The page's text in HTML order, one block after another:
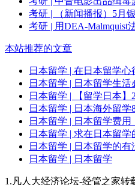
考研 | （新闻播报）5月
考研 | 用DEA-Malmquist
本站推荐的文章
日本留学 | 在日本留学心
日本留学 | 日本留学生活
日本留学 | 【留学日本】
日本留学 | 日本海外留学
日本留学 | 日本留学费用
日本留学 | 求在日本留学
日本留学 | 日本留学的有
日本留学 | 日本留学
1.凡人大经济论坛-经管之家